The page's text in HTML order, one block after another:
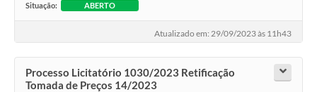
Situação: ABERTO
Atualizado em: 29/09/2023 às 11h43
Processo Licitatório 1030/2023 Retificação
Tomada de Preços 14/2023